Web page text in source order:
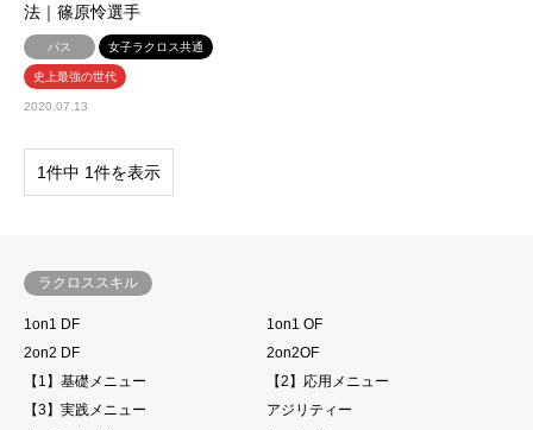
法｜篠原怜選手
パス 女子ラクロス共通
史上最強の世代
2020.07.13
1件中 1件を表示
ラクロススキル
1on1 DF
1on1 OF
2on2 DF
2on2OF
【1】基礎メニュー
【2】応用メニュー
【3】実践メニュー
アジリティー